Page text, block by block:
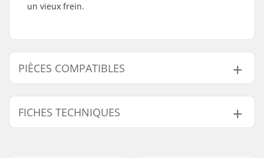
un vieux frein.
PIÈCES COMPATIBLES
Trouvez des produits compatibles avec K2 Freedom
Frein:
FICHES TECHNIQUES